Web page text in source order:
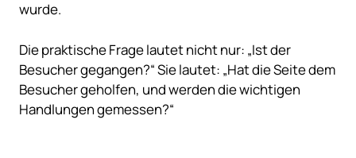
wurde.
Die praktische Frage lautet nicht nur: „Ist der
Besucher gegangen?“ Sie lautet: „Hat die Seite dem
Besucher geholfen, und werden die wichtigen
Handlungen gemessen?“